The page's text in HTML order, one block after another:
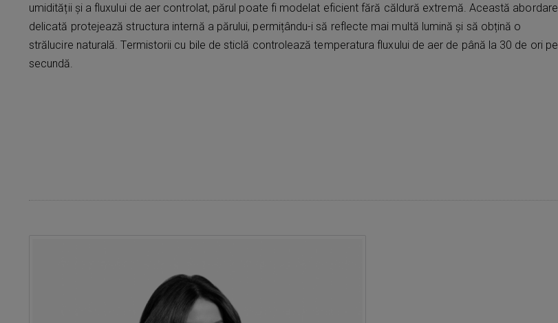
umidității și a fluxului de aer controlat, părul poate fi modelat eficient fără căldură extremă. Această abordare
delicată protejează structura internă a părului, permițându-i să reflecte mai multă lumină și să obțină o
strălucire naturală. Termistorii cu bile de sticlă controlează temperatura fluxului de aer de până la 30 de ori pe
secundă.